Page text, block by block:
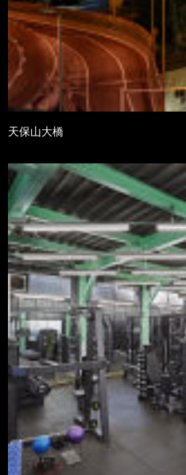
天保山大橋